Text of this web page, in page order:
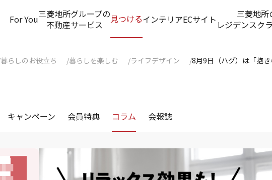
For You三菱地所グループの
不動産サービス
見つけるインテリアECサイト
三菱地所
レジデンスク
暮らしのお役立ち 暮らしを楽しむ ライフデザイン 8月9日（ハグ）は「抱
キャンペーン 会員特典 コラム 会報誌